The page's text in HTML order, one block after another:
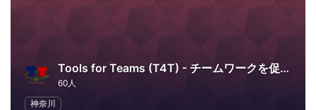
Tools for Teams (T4T) - チームワークを促進するツール活用の場
60人
神奈川